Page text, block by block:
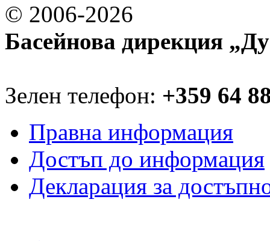
© 2006-2026
Басейнова дирекция
Зелен телефон: +359 64
Правна информация
Достъп до информация
Декларация за